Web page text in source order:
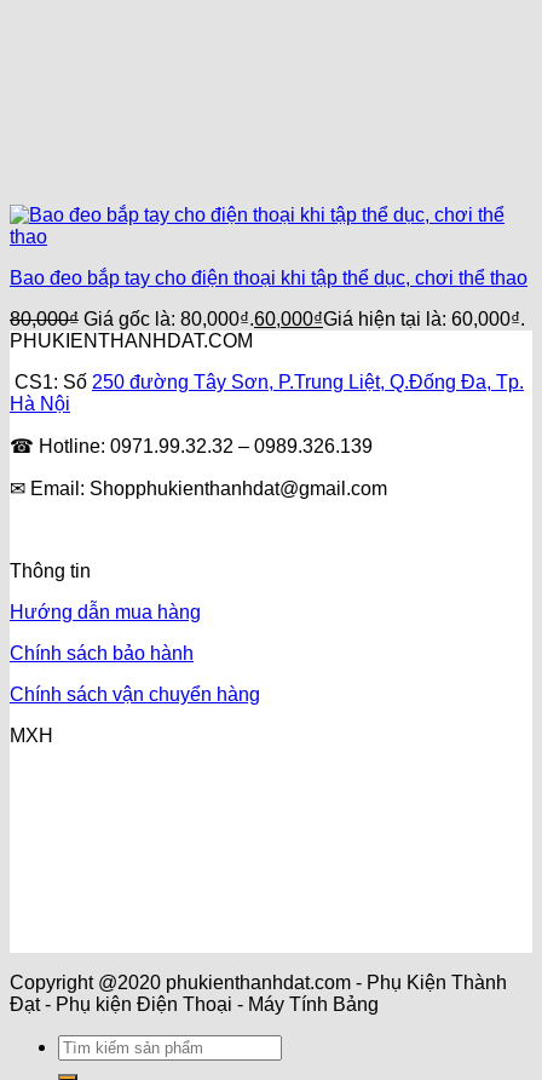
Bao đeo bắp tay cho điện thoại khi tập thể dục, chơi thể thao
80,000₫ Giá gốc là: 80,000₫.60,000₫Giá hiện tại là: 60,000₫.
PHUKIENTHANHDAT.COM
CS1: Số 250 đường Tây Sơn, P.Trung Liệt, Q.Đống Đa, Tp.
Hà Nội
☎ Hotline: 0971.99.32.32 – 0989.326.139
✉ Email: Shopphukienthanhdat@gmail.com
Thông tin
Hướng dẫn mua hàng
Chính sách bảo hành
Chính sách vận chuyển hàng
MXH
Copyright @2020 phukienthanhdat.com - Phụ Kiện Thành
Đạt - Phụ kiện Điện Thoại - Máy Tính Bảng